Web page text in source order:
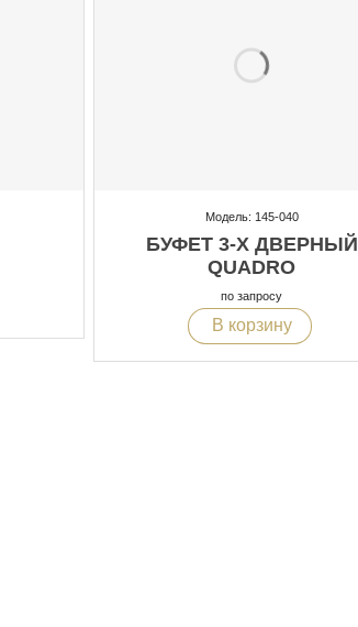
Модель: 145-040
БУФЕТ 3-Х ДВЕРНЫЙ
QUADRO
по запросу
В корзину